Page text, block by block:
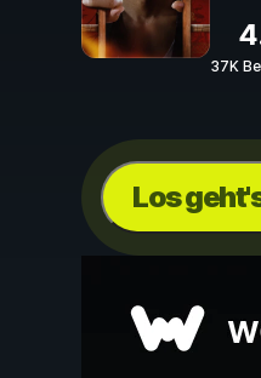
37K
Los